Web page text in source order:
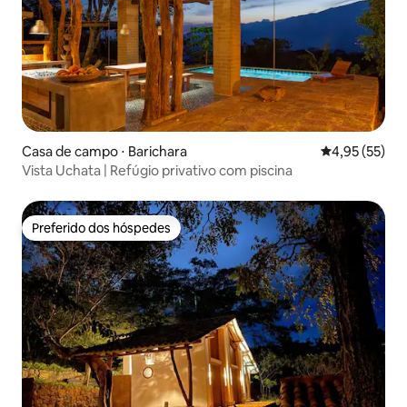
Casa de campo ⋅ Barichara 4,95 de uma
4,95 (55)
Vista Uchata | Refúgio privativo com piscina
Preferido dos hóspedes
Preferido dos hóspedes